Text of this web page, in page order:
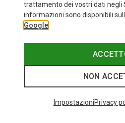
+10
I più cercati
trattamento dei vostri dati negli
informazioni sono disponibili
Google
NON
ImpostazioniPrivacy